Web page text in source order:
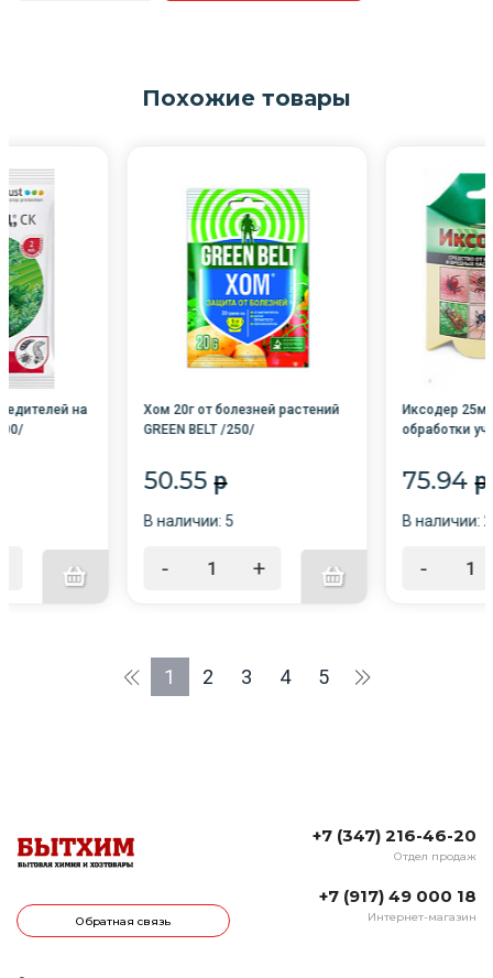
Похожие товары
на
Хом 20г от болезней растений
GREEN BELT /250/
50.55 p
В наличии: 5
- +
Иксодер
обработки
75.94 p
В наличии:
-
1 2 3 4 5
Обратная связь
+7 (347) 216-46-20
Отдел продаж
+7 (917) 49 000 18
Интернет-магазин